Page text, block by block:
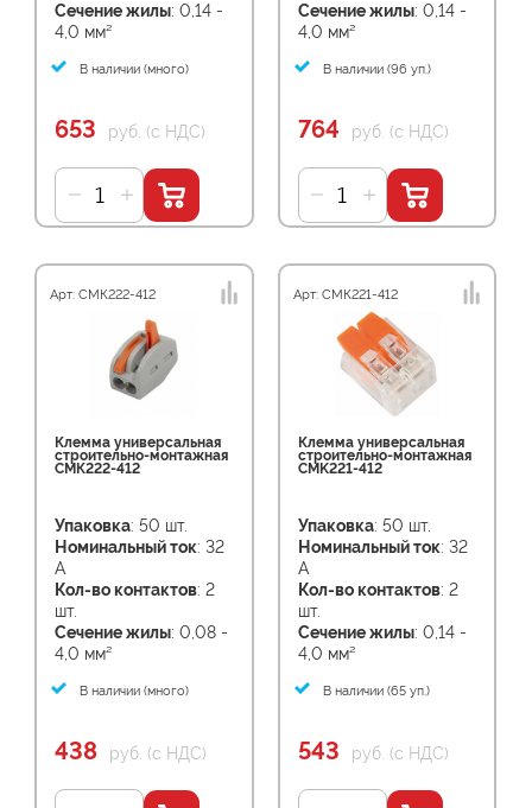
Сечение жилы: 0,14 -
4,0 мм²
В наличии (много)
653 руб. (с НДС)
Сечение жилы: 0,14 -
4,0 мм²
В наличии (96 уп.)
764 руб. (с НДС)
Арт: СМК222-412
Клемма универсальная
строительно-монтажная
СМК222-412
Упаковка: 50 шт.
Номинальный ток: 32
А
Кол-во контактов: 2
шт.
Сечение жилы: 0,08 -
4,0 мм²
В наличии (много)
438 руб. (с НДС)
Арт: СМК221-412
Клемма универсальная
строительно-монтажная
CMK221-412
Упаковка: 50 шт.
Номинальный ток: 32
А
Кол-во контактов: 2
шт.
Сечение жилы: 0,14 -
4,0 мм²
В наличии (65 уп.)
543 руб. (с НДС)